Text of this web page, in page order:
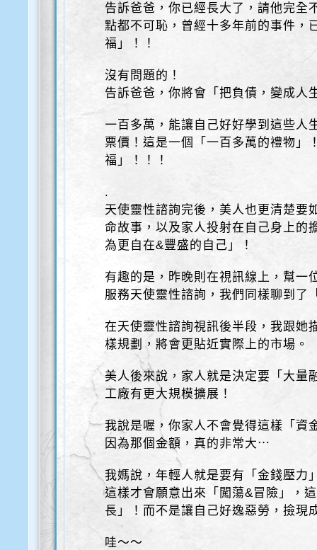
告訴爸爸，你已經長大了，請他完全
點都不可恥，曾經十多年前的事件，
福」！！
沒有問題的！
告訴爸爸，你將會「把負債，變成人
一百多萬，能讓自己好好學到這些人
票價！這是一個「一百多萬的禮物」
福」！！！
.
天使靈性諮詢完後，美人也更清楚要
命故事，以及家人投射在自己身上的
為更自在&豐盛的自己」！
有趣的是，昨晚則在視訊線上，幫一
服務天使靈性諮詢，我們同樣聊到了
在天使靈性諮詢視訊後半段，我跟她
樣規劃，將會更貼近實際上的市場。
美人後來說，家人就是決定要「大量
工廠有更大規模擴展！
我說是喔，你家人不會覺得這樣「資
因為那個金額，真的非常大⋯
我媽說，年輕人就是要有「金錢壓力
這樣才會願意出來「闖蕩&冒險」，
長」！而不是讓自己好逸惡勞，撿現
哇～～